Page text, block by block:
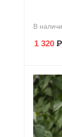
В
1 320 Р